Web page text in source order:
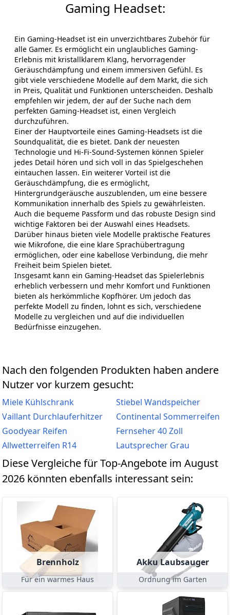
Gaming Headset:
Ein Gaming-Headset ist ein unverzichtbares Zubehör für
alle Gamer. Es ermöglicht ein unglaubliches Gaming-
Erlebnis mit kristallklarem Klang, hervorragender
Geräuschdämpfung und einem immersiven Gefühl. Es
gibt viele verschiedene Modelle auf dem Markt, die sich
in Preis, Qualität und Funktionen unterscheiden. Deshalb
empfehlen wir jedem, der auf der Suche nach dem
perfekten Gaming-Headset ist, einen Vergleich
durchzuführen.
Einer der Hauptvorteile eines Gaming-Headsets ist die
Soundqualität, die es bietet. Dank der neuesten
Technologie und Hi-Fi-Sound-Systemen können Spieler
jedes Detail hören und sich voll in das Spielgeschehen
eintauchen lassen. Ein weiterer Vorteil ist die
Geräuschdämpfung, die es ermöglicht,
Hintergrundgeräusche auszublenden, um eine bessere
Kommunikation innerhalb des Spiels zu gewährleisten.
Auch die bequeme Passform und das robuste Design sind
wichtige Faktoren bei der Auswahl eines Headsets.
Darüber hinaus bieten viele Modelle praktische Features
wie Mikrofone, die eine klare Sprachübertragung
ermöglichen, oder eine kabellose Verbindung, die mehr
Freiheit beim Spielen bietet.
Insgesamt kann ein Gaming-Headset das Spielerlebnis
erheblich verbessern und mehr Komfort und Funktionen
bieten als herkömmliche Kopfhörer. Um jedoch das
perfekte Modell zu finden, lohnt es sich, verschiedene
Modelle zu vergleichen und auf die individuellen
Bedürfnisse einzugehen.
Nach den folgenden Produkten haben andere
Nutzer vor kurzem gesucht:
Miele Kühlschrank
Stiebel Wandspeicher
Vaillant Durchlauferhitzer
Continental Sommerreifen
Goodyear Reifen
Fernseher 40 Zoll
Allwetterreifen R14
Lautsprecher Grau
Diese Vergleiche für Top-Angebote im August
2026 könnten ebenfalls interessant sein:
Brennholz
Für ein warmes Haus
Akku Laubsauger
Ordnung im Garten